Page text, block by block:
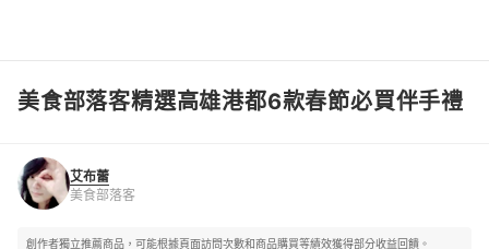
艾布蕾
美食部落客
美食部落客精選高雄港都6款春節必買伴手禮
艾布蕾
美食部落客
創作者獨立推薦商品，可能根據頁面訪問次數和商品購買等績效獲得部分收益回饋。